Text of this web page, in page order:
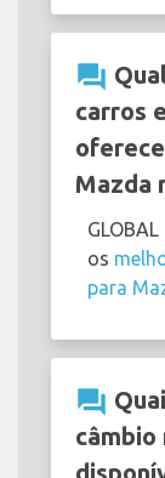
question_answer
carros
Mazda
os
para
question_answer
câmbio